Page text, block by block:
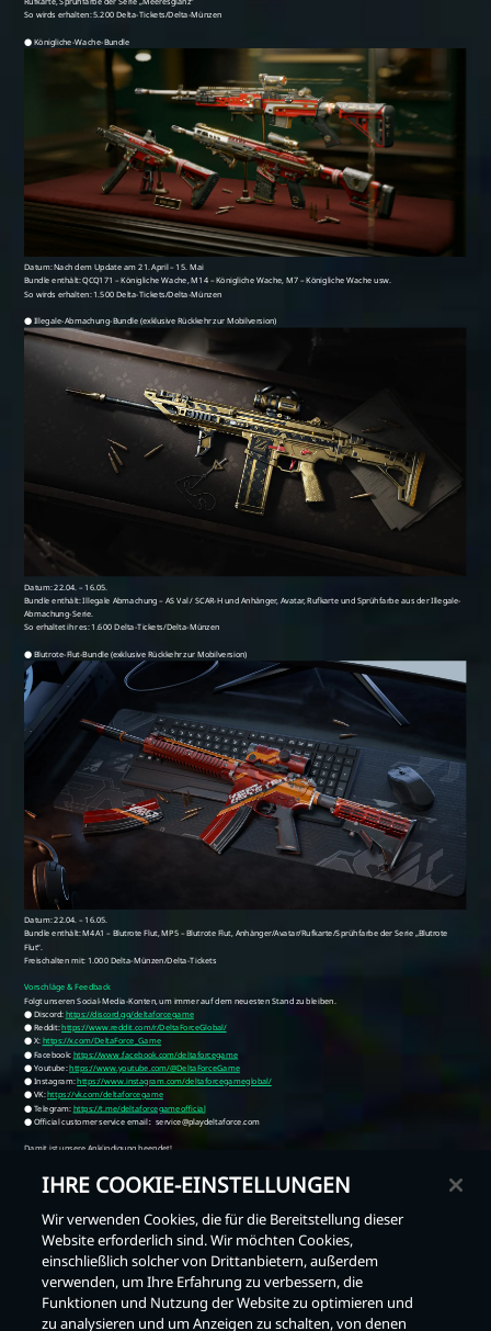
IHRE COOKIE-EINSTELLUNGEN
Wir verwenden Cookies, die für die Bereitstellung dieser
Website erforderlich sind. Wir möchten Cookies,
einschließlich solcher von Drittanbietern, außerdem
verwenden, um Ihre Erfahrung zu verbessern, die
Funktionen und Nutzung der Website zu optimieren und
zu analysieren und um Anzeigen zu schalten, von denen